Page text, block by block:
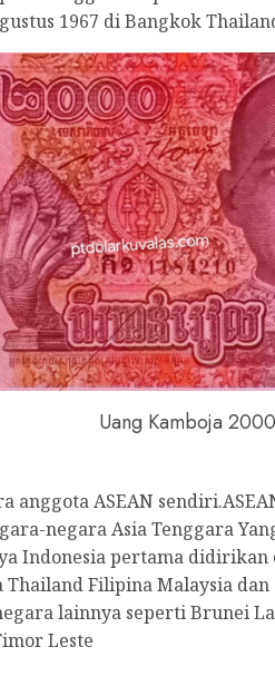
1967 di Bangkok
Uang Kamboja
anggota ASEAN
negara Asia Tenggara
Indonesia pertama didirikan
Thailand Filipina Malaysia
lainnya seperti Brunei
Leste